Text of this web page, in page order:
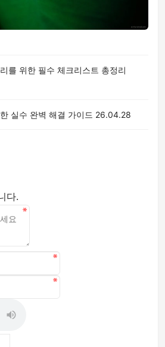
를 위한 필수 체크리스트 총정리
실수 완벽 해결 가이드 26.04.28
다.